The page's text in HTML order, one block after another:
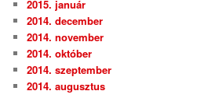
2015. január
2014. december
2014. november
2014. október
2014. szeptember
2014. augusztus